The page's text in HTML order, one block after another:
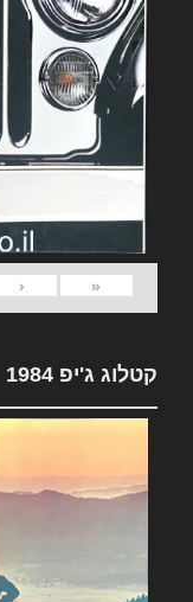
«
‹
קטלוג ג'יפ 1984